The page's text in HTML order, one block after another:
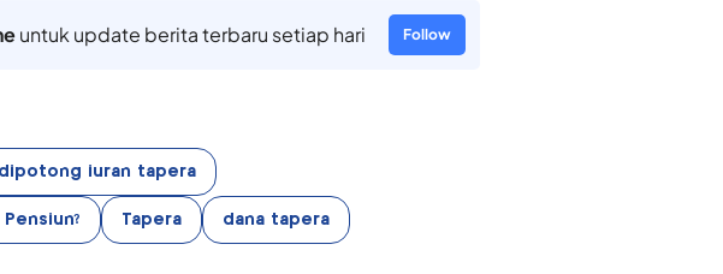
untuk update berita terbaru setiap hari Follow
iuran tapera
Tapera dana tapera